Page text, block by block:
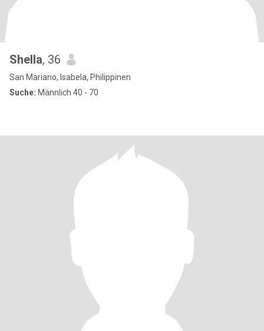
Shella, 36
San Mariano, Isabela, Philippinen
Suche: Männlich 40 - 70